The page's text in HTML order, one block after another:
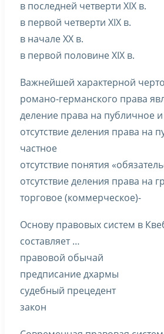
в последней четверти XIX в.
в первой четверти XIX в.
в начале ХХ в.
в первой половине XIX в.
Важнейшей характерной
романо-германского права
деление права на публичное
отсутствие деления права на
частное
отсутствие понятия
отсутствие деления права на
торговое (коммерческое)-
Основу правовых систем в
составляет …
правовой обычай
предписание дхармы
судебный прецедент
закон